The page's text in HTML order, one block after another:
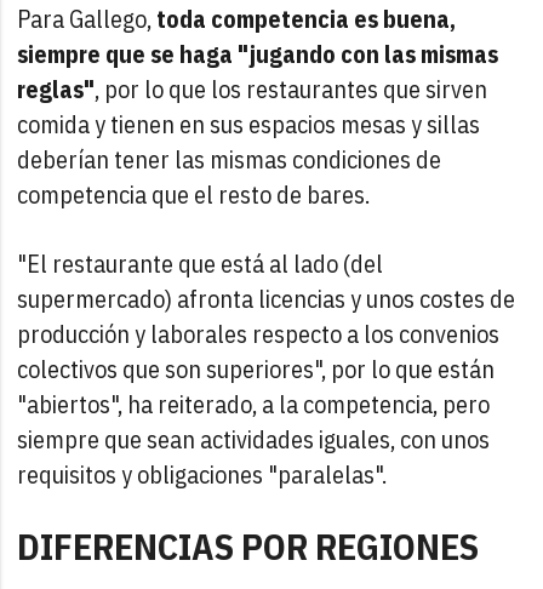
Para Gallego,toda competencia es buena,
siempre que se haga "jugando con las mismas
reglas", por lo que los restaurantes que sirven
comida y tienen en sus espacios mesas y sillas
deberían tener las mismas condiciones de
competencia que el resto de bares.
"El restaurante que está al lado (del
supermercado) afronta licencias y unos costes de
producción y laborales respecto a los convenios
colectivos que son superiores", por lo que están
"abiertos", ha reiterado, a la competencia, pero
siempre que sean actividades iguales, con unos
requisitos y obligaciones "paralelas".
DIFERENCIAS POR REGIONES